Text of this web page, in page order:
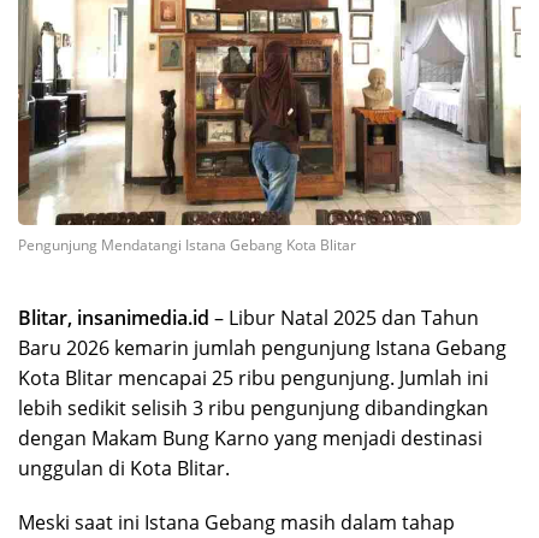
Pengunjung Mendatangi Istana Gebang Kota Blitar
Blitar, insanimedia.id – Libur Natal 2025 dan Tahun
Baru 2026 kemarin jumlah pengunjung Istana Gebang
Kota Blitar mencapai 25 ribu pengunjung. Jumlah ini
lebih sedikit selisih 3 ribu pengunjung dibandingkan
dengan Makam Bung Karno yang menjadi destinasi
unggulan di Kota Blitar.
Meski saat ini Istana Gebang masih dalam tahap